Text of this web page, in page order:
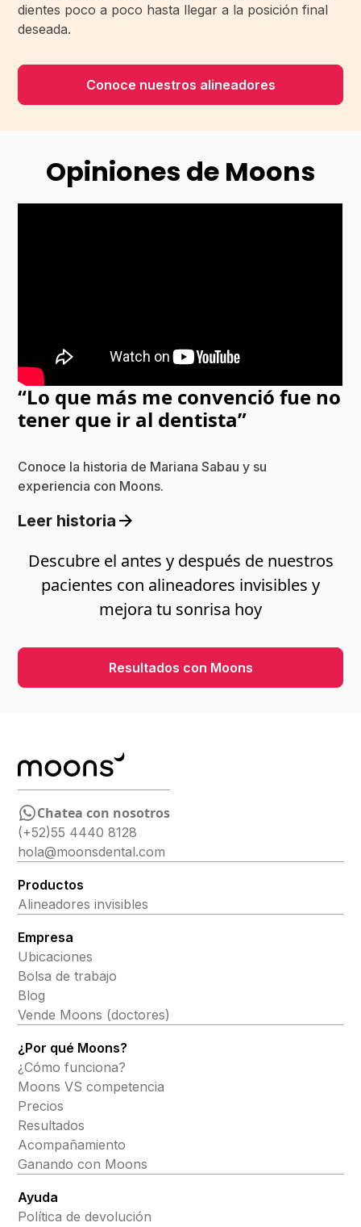
dientes poco a poco hasta llegar a la posición final
deseada.
Conoce nuestros alineadores
Opiniones de Moons
“Lo que más me convenció fue no
tener que ir al dentista”
Conoce la historia de Mariana Sabau y su
experiencia con Moons.
Leer historia
Descubre el antes y después de nuestros
pacientes con alineadores invisibles y
mejora tu sonrisa hoy
Resultados con Moons
Chatea con nosotros
(+52)55 4440 8128
hola@moonsdental.com
Productos
Alineadores invisibles
Empresa
Ubicaciones
Bolsa de trabajo
Blog
Vende Moons (doctores)
¿Por qué Moons?
¿Cómo funciona?
Moons VS competencia
Precios
Resultados
Acompañamiento
Ganando con Moons
Ayuda
Política de devolución